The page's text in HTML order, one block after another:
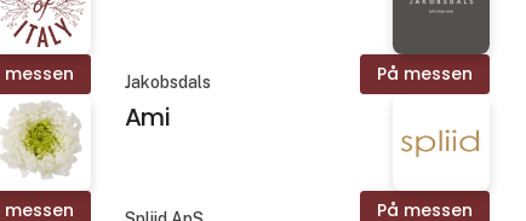
messen På messen
Jakobsdals
Ami
messen På messen